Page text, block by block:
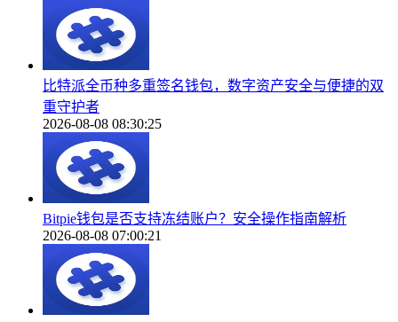
比特派全币种多重签名钱包，数字资产安全与便捷的双
重守护者
2026-08-08 08:30:25
Bitpie钱包是否支持冻结账户？安全操作指南解析
2026-08-08 07:00:21